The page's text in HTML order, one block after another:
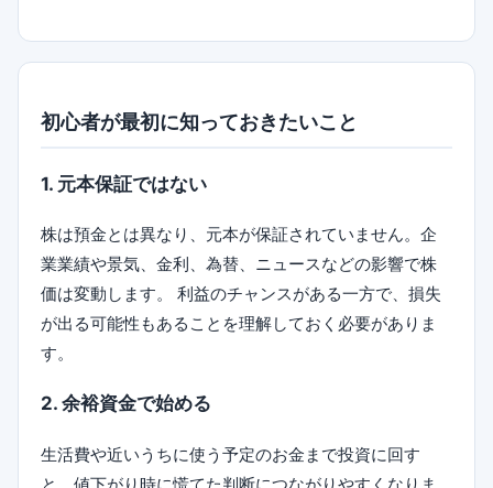
初心者が最初に知っておきたいこと
1. 元本保証ではない
株は預金とは異なり、元本が保証されていません。企
業業績や景気、金利、為替、ニュースなどの影響で株
価は変動します。 利益のチャンスがある一方で、損失
が出る可能性もあることを理解しておく必要がありま
す。
2. 余裕資金で始める
生活費や近いうちに使う予定のお金まで投資に回す